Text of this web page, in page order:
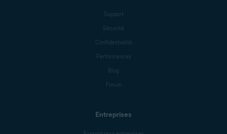
Support
Sécurité
Confidentialité
Performances
Blog
Forum
Entreprises